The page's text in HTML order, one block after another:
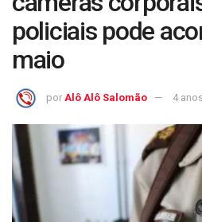
policiais pode
maio
por Alô Alô Salomão 4